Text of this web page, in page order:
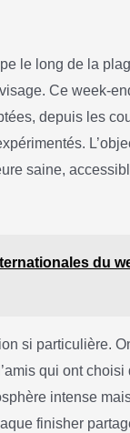
le long de la
Ce week-
depuis les
saine,
du
si particulière.
qui ont choisi
intense
finisher